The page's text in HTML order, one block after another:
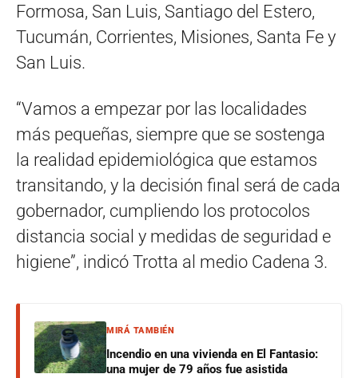
Formosa, San Luis, Santiago del Estero,
Tucumán, Corrientes, Misiones, Santa Fe y
San Luis.
“Vamos a empezar por las localidades
más pequeñas, siempre que se sostenga
la realidad epidemiológica que estamos
transitando, y la decisión final será de cada
gobernador, cumpliendo los protocolos
distancia social y medidas de seguridad e
higiene”, indicó Trotta al medio Cadena 3.
MIRÁ TAMBIÉN
Incendio en una vivienda en El Fantasio:
una mujer de 79 años fue asistida